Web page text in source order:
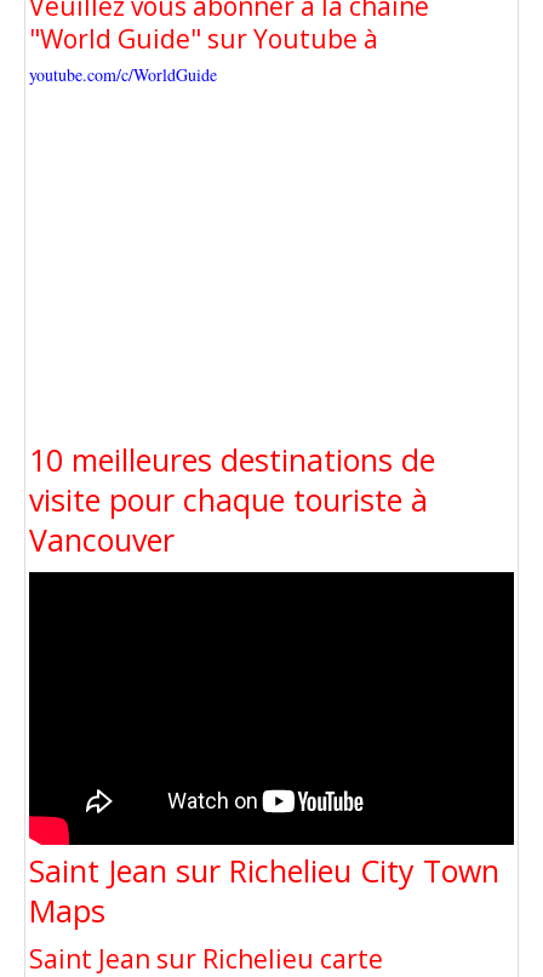
"World Guide" sur Youtube à
youtube.com/c/WorldGuide
10 meilleures destinations de
visite pour chaque touriste à
Vancouver
Saint Jean sur Richelieu City Town
Maps
Saint Jean sur Richelieu carte